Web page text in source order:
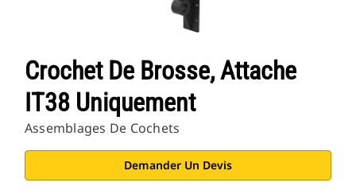
Crochet De Brosse, Attache
IT38 Uniquement
Assemblages De Cochets
Demander Un Devis